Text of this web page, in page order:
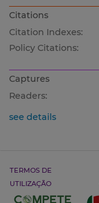
Citations
Citation Indexes:
Policy Citations:
Captures
Readers:
see details
TERMOS DE
UTILIZAÇÃO